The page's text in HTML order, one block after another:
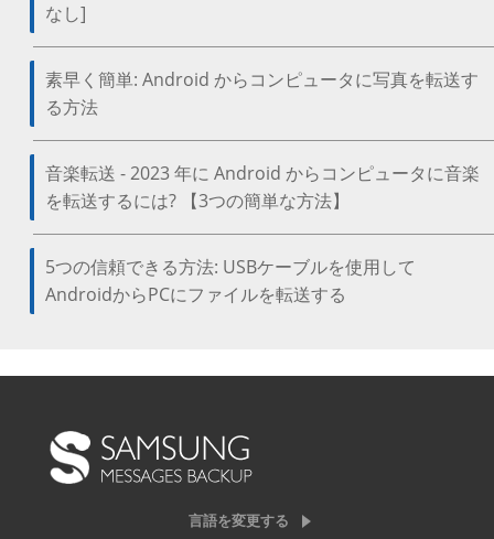
なし]
素早く簡単: Android からコンピュータに写真を転送す
る方法
音楽転送 - 2023 年に Android からコンピュータに音楽
を転送するには? 【3つの簡単な方法】
5つの信頼できる方法: USBケーブルを使用して
AndroidからPCにファイルを転送する
言語を変更する